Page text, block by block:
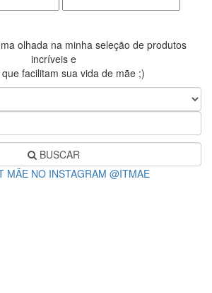
olhada na minha seleção de produtos
incríveis e
facilitam sua vida de mãe ;)
BUSCAR
MÃE NO INSTAGRAM @ITMAE